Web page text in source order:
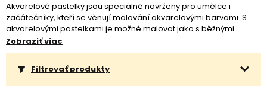
Akvarelové pastelky jsou speciálně navrženy pro umělce i
začátečníky, kteří se věnují malování akvarelovými barvami. S
akvarelovými pastelkami je možné malovat jako s běžnými
pastelkami, ale když na ně aplikujete vodu, barvy se rozpustí a
vytvoří jemné, průhledné vrstvy typické pro akvarelovou malbu. I
proto jsou oblíbené mezi těmi, kdo rádi kombinují různé techniky
kreslení a malby v jednom uměleckém díle.
Zobraziť viac
Filtrovať produkty